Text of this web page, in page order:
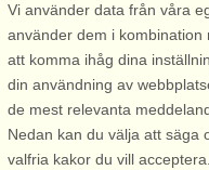
Hällestrand
8 personer, 130 m²
70 m till sjö/hav:.
Milsvid havsutsikt i soligt
rofyllt läge Här hälsas ni
välkommen till en lugn,
Vi använder data från våra
använder dem i
att komma ihåg dina
din användning av
de mest relevanta
Nedan kan du välja att säga
valfria kakor du vill acceptera.